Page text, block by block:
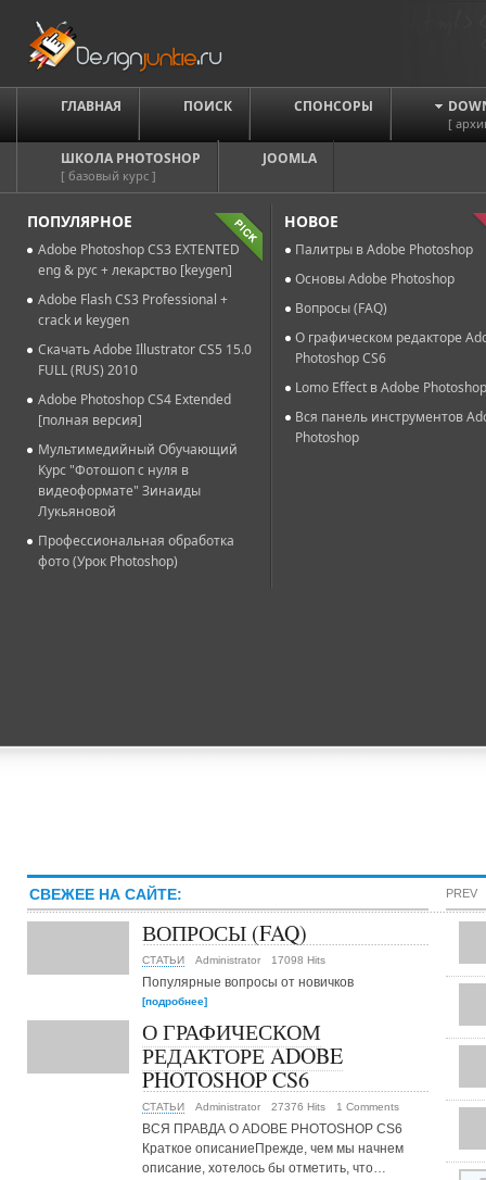
ГЛАВНАЯ ПОИСК СПОНСОРЫ
[
ШКОЛА PHOTOSHOP
[ базовый курс ]
JOOMLA
ПОПУЛЯРНОЕ
Adobe Photoshop CS3 EXTENTED
eng & рус + лекарство [keygen]
Adobe Flash CS3 Professional +
crack и keygen
Скачать Adobe Illustrator CS5 15.0
FULL (RUS) 2010
Adobe Photoshop CS4 Extended
[полная версия]
Мультимедийный Обучающий
Курс "Фотошоп с нуля в
видеоформате" Зинаиды
Лукьяновой
Профессиональная обработка
фото (Урок Photoshop)
НОВОЕ
Палитры в Adobe Photoshop
Основы Adobe Photoshop
Вопросы (FAQ)
О графическом редакторе
Photoshop CS6
Lomo Effect в Adobe
Вся панель инструментов
Photoshop
СВЕЖЕЕ НА САЙТЕ:
ВОПРОСЫ (FAQ)
СТАТЬИ Administrator 17098 Hits
Популярные вопросы от новичков
[подробнее]
О ГРАФИЧЕСКОМ
РЕДАКТОРЕ ADOBE
PHOTOSHOP CS6
СТАТЬИ Administrator 27376 Hits 1 Comments
ВСЯ ПРАВДА О ADOBE PHOTOSHOP CS6
Краткое описаниеПрежде, чем мы начнем
описание, хотелось бы отметить, что…
PREV